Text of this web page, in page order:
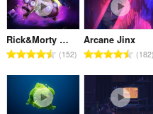
ด
:
ด
:
ว
ม
ทั้
ง
ว
ม
ทั้
ง
ม
ด
น
ค
ะ
แ
น
น
ว
น
ค
ะ
แ
น
น
ร
ว
Rick&Morty Heads
จำ
ค
152
Arcane Jinx
จำ
ว
น
ค
182